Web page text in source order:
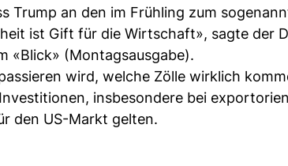
Trump an den im Frühling zum
ist Gift für die Wirtschaft», sagte der
«Blick» (Montagsausgabe).
wird, welche Zölle wirklich
insbesondere bei
den US-Markt gelten.